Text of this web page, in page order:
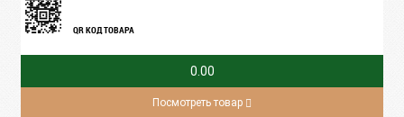
QR КОД ТОВАРА
0.00
Посмотреть товар